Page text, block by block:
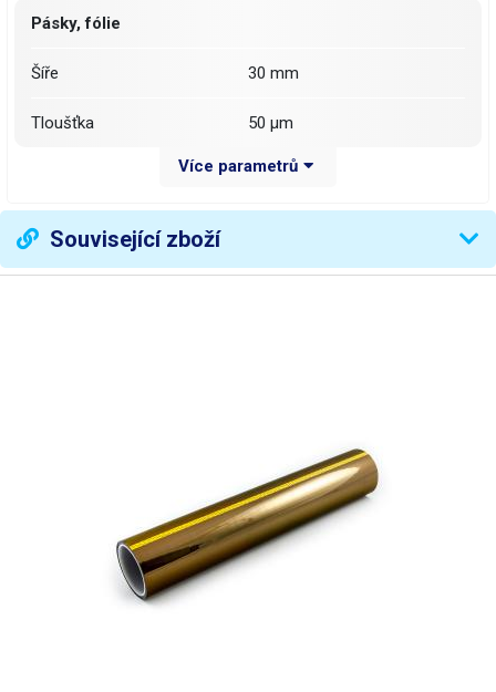
Pásky, fólie
Šíře 30 mm
Tloušťka 50 µm
29 m
Lepidlo akrylát (nevodivý)
Více parametrů
Související zboží